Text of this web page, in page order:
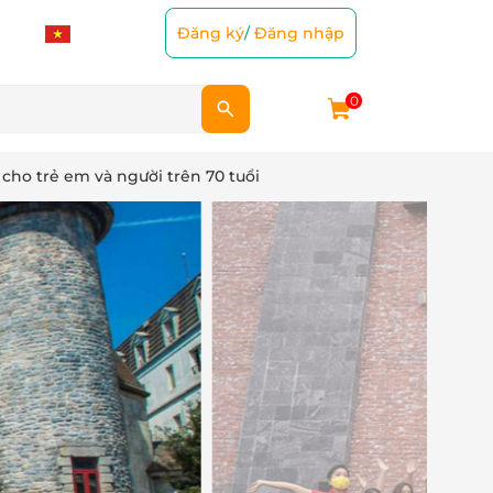
Đăng ký/Đăng nhập
0
trẻ em và người trên 70 tuổi